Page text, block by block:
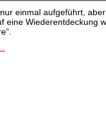
einmal aufgeführt,
eine Wiederentdeckung